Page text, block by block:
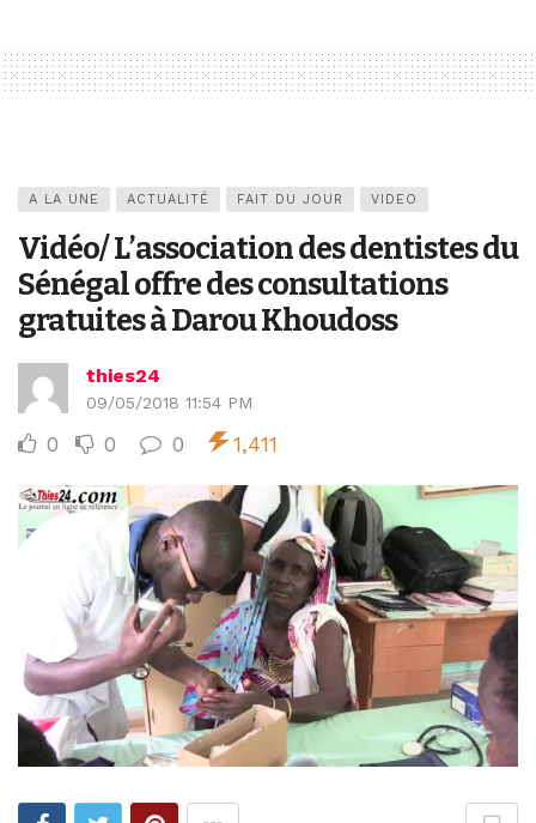
A LA UNE ACTUALITÉ FAIT DU JOUR VIDEO
Vidéo/ L’association des dentistes du
Sénégal offre des consultations
gratuites à Darou Khoudoss
thies24
09/05/2018 11:54 PM
0 0 0 1,411